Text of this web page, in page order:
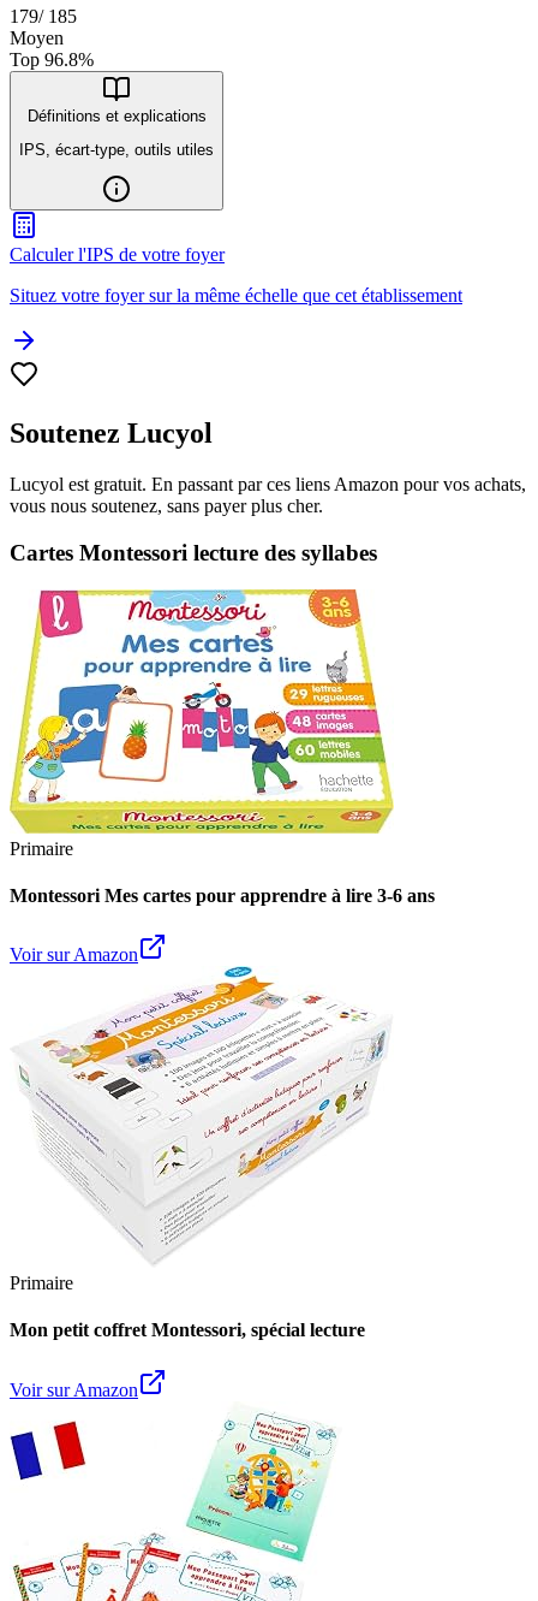
179/ 185
Moyen
Top 96.8%
Définitions et explications
IPS, écart-type, outils utiles
Calculer l'IPS de votre foyer
Situez votre foyer sur la même échelle que cet établissement
Soutenez Lucyol
Lucyol est gratuit. En passant par ces liens Amazon pour vos achats,
vous nous soutenez, sans payer plus cher.
Cartes Montessori lecture des syllabes
Primaire
Montessori Mes cartes pour apprendre à lire 3-6 ans
Voir sur Amazon
Primaire
Mon petit coffret Montessori, spécial lecture
Voir sur Amazon